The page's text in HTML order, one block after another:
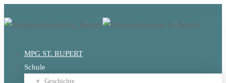
MPG ST. RUPERT
Schule
Geschichte